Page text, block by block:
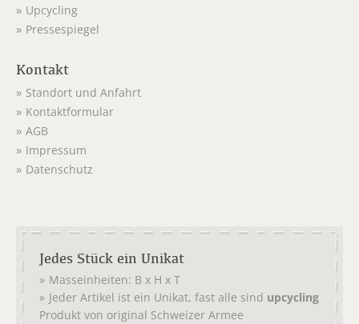
Upcycling
Pressespiegel
Kontakt
Standort und Anfahrt
Kontaktformular
AGB
Impressum
Datenschutz
Jedes Stück ein Unikat
Masseinheiten: B x H x T
Jeder Artikel ist ein Unikat, fast alle sind upcycling
Produkt von original Schweizer Armee